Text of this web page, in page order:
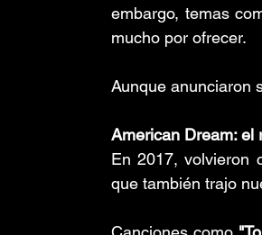
embargo, temas
mucho por ofrecer.
Aunque anunciaron
American Dream: el
En 2017, volvieron
que también trajo